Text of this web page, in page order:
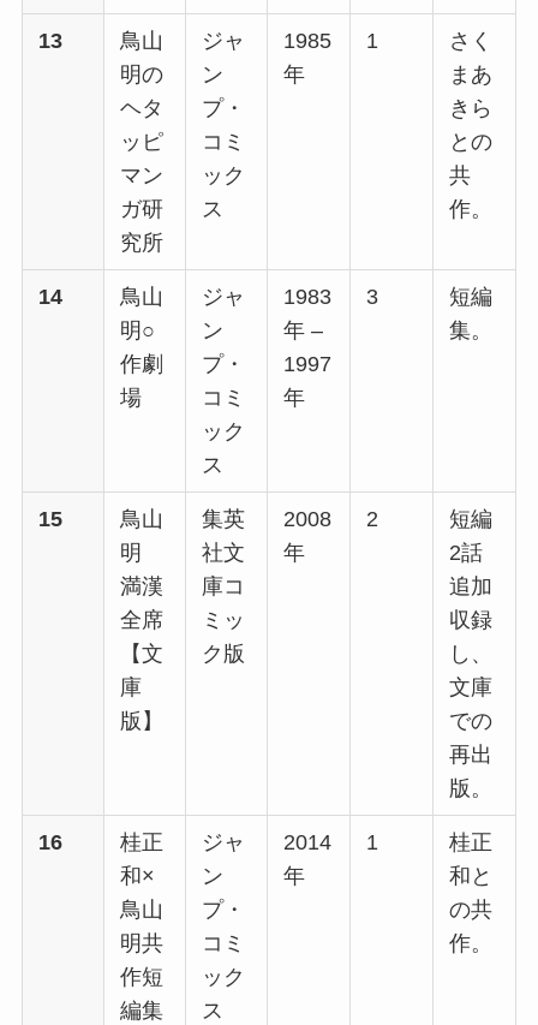
13
鳥山
明の
ヘタ
ッピ
マン
ガ研
究所
ジャ
ン
プ・
コミ
ック
ス
1985
年
1
さく
まあ
きら
との
共
作。
14
鳥山
明○
作劇
場
ジャ
ン
プ・
コミ
ック
ス
1983
年 –
1997
年
3
短編
集。
15
鳥山
明
満漢
全席
【文
庫
版】
集英
社文
庫コ
ミッ
ク版
2008
年
2
短編
2話
追加
収録
し、
文庫
での
再出
版。
16
桂正
和×
鳥山
明共
作短
編集
ジャ
ン
プ・
コミ
ック
ス
2014
年
1
桂正
和と
の共
作。